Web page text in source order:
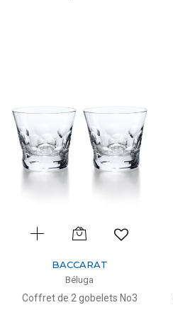
BACCARAT
Béluga
Coffret de 2 gobelets No3